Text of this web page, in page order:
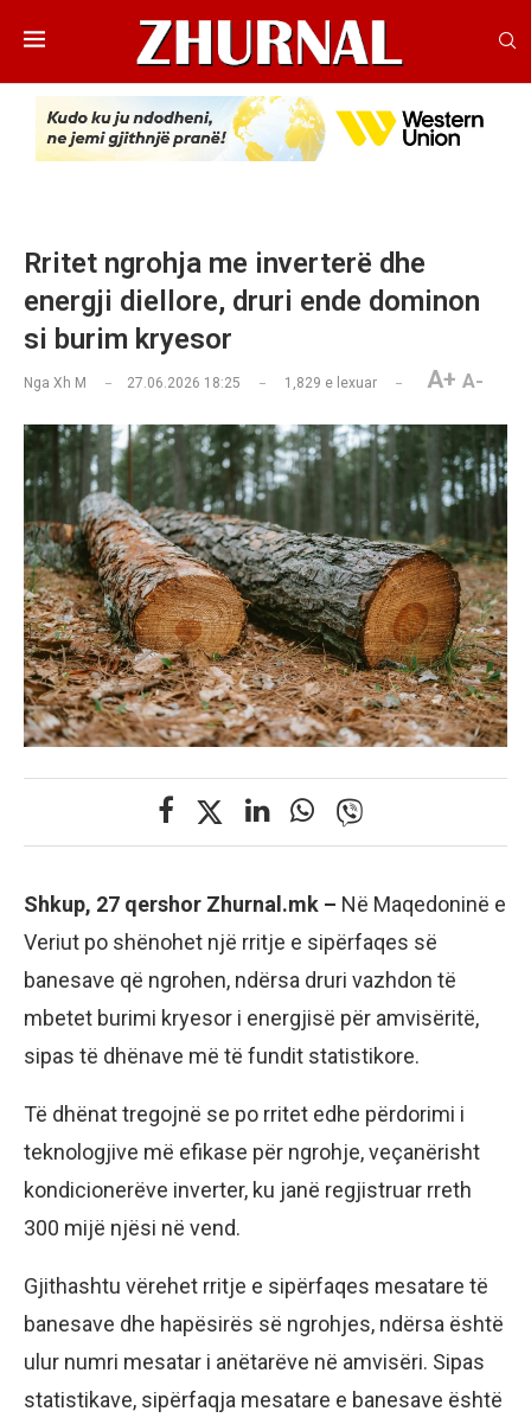
Rritet ngrohja me inverterë dhe
energji diellore, druri ende dominon
si burim kryesor
Nga Xh M 27.06.2026 18:25 1,829 e lexuar A+ A-
Shkup, 27 qershor Zhurnal.mk – Në Maqedoninë e
Veriut po shënohet një rritje e sipërfaqes së
banesave që ngrohen, ndërsa druri vazhdon të
mbetet burimi kryesor i energjisë për amvisëritë,
sipas të dhënave më të fundit statistikore.
Të dhënat tregojnë se po rritet edhe përdorimi i
teknologjive më efikase për ngrohje, veçanërisht
kondicionerëve inverter, ku janë regjistruar rreth
300 mijë njësi në vend.
Gjithashtu vërehet rritje e sipërfaqes mesatare të
banesave dhe hapësirës së ngrohjes, ndërsa është
ulur numri mesatar i anëtarëve në amvisëri. Sipas
statistikave, sipërfaqja mesatare e banesave është